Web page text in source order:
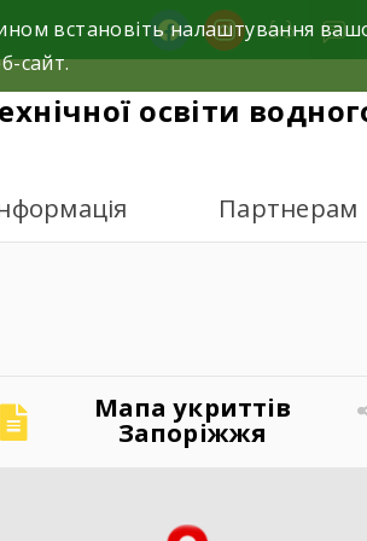
facebookinstagram
освіти
Партнерам
Мапа укриттів
Запоріжжя
встановіть налаштування
сайт.